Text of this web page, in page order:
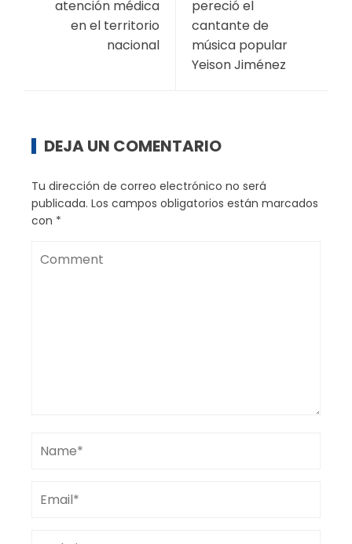
atención médica
en el territorio
nacional
pereció el
cantante de
música popular
Yeison Jiménez
DEJA UN COMENTARIO
Tu dirección de correo electrónico no será
publicada. Los campos obligatorios están marcados
con *